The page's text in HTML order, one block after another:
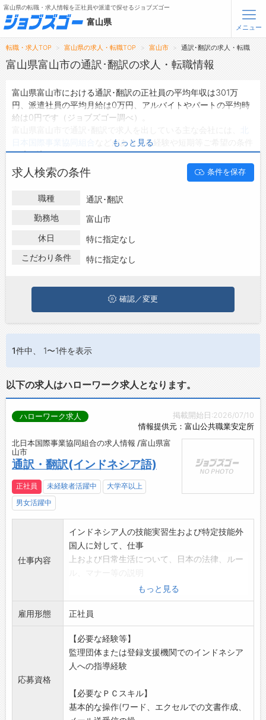
無料会員登録 ログイン
メニュー
トップ
転職支援サービスについて
転職ノウハウ(応募書類の書き方・面接対策など)
ジョブズゴーについて
会社概要
富山県の転職・求人情報を正社員や派遣で探せるジョブズゴー
富山県
メニュー
転職・求人TOP 富山県の求人・転職TOP 富山市 通訳･翻訳の求人・転職
富山県富山市の通訳･翻訳の求人・転職情報
富山県富山市における通訳･翻訳の正社員の平均年収は301万
円、派遣社員の平均月給は0万円、アルバイトやパートの平均時
給は0円です（ジョブズゴー調べ）。
などがあり、未経験や短期等ご希望の条件
で絞り込みができます。
富山県富山市の地域密着型の求人サイトであるジョブズゴーでは
富山県富山市の求人情報を1件取り扱っており、そのうち正社員
は1件、
は0件です。
ハローワークにはない求人も多数扱っており、転職だけでなく、
富山市で通訳･翻訳の求人・転職情報を探している方は、ぜひ興
味のある職種に応募してみてくださいね。
もっと見る
求人検索の条件 条件を保存
職種
通訳･翻訳
勤務地
富山市
休日
特に指定なし
こだわり条件
特に指定なし
確認／変更
1件中、 1〜1件を表示
以下の求人はハローワーク求人となります。
掲載開始日:2026/07/10
情報提供元：富山公共職業安定所
ハローワーク求人
北日本国際事業協同組合の求人情報 /富山県富
山市
通訳・翻訳(インドネシア語)
正社員 未経験者活躍中
大学卒以上
男女活躍中
仕事内容
インドネシア人の技能実習生および特定技能外
国人に対して、仕事
上および日常生活について、日本の法律、ルー
や指導を行い、また、事業所訪問し面談や、行
政手続き、病院の付
き添い等も行います。
インドネシア人が日本での生活を円滑に行える
ようサポートする仕
事です。所属企業の指示や依頼にも対応しま
す。
もっと見る
雇用形態 正社員
応募資格
【必要な経験等】
監理団体または登録支援機関でのインドネシア
人への指導経験
【必要なＰＣスキル】
基本的な操作(ワード、エクセルでの文書作成、